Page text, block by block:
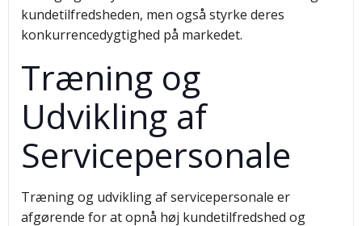
kundetilfredsheden, men også styrke deres
konkurrencedygtighed på markedet.
Træning og
Udvikling af
Servicepersonale
Træning og udvikling af servicepersonale er
afgørende for at opnå høj kundetilfredshed og